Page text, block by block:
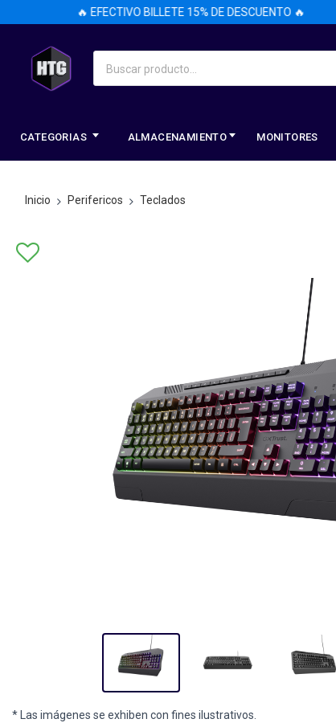
🔥 EFECTIVO BILLETE 15% DE DESCUENTO 🔥
CATEGORIAS ALMACENAMIENTO MONITORES
Inicio Perifericos Teclados
* Las imágenes se exhiben con fines ilustrativos.